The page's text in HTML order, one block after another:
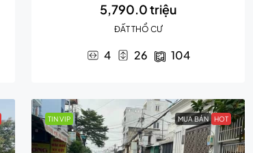
5,790.0 triệu
ĐẤT THỔ CƯ
4 26 104
TIN VIP MUA BÁN HOT